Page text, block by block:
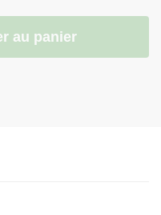
au panier